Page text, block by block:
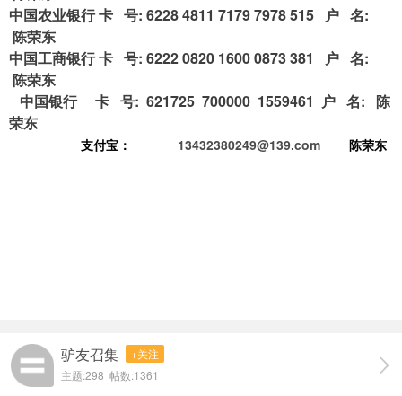
中国农业银行 卡 号: 6228 4811 7179 7978 515 户 名:
陈荣东
中国工商银行 卡 号: 6222 0820 1600 0873 381 户 名:
陈荣东
中国银行 卡 号: 621725 700000 1559461 户 名: 陈
荣东
支付宝： 13432380249@139.com 陈荣东
驴友召集
+关注
主题:298 帖数:1361